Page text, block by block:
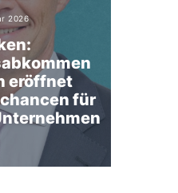
2026
eröffnet
für